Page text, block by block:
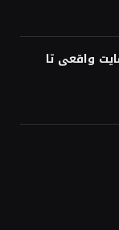
واقعی تا